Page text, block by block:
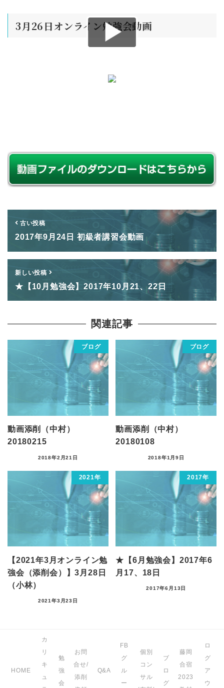
3月26日オンライン勉強会動画
古い投稿
2017年9月24日 初級者講習会動画
新しい投稿
★【10月勉強会】2017年10月21、22日
関連記事
ブログ
動画添削（中村）
20180215
2018年2月21日
ブログ
動画添削（中村）
20180108
2018年1月9日
2021年
【2021年3月オンライン勉
強会（添削会）】3月28日
（小林）
2021年3月23日
2017年
★【6月勉強会】2017年6
月17、18日
2017年6月13日
HOME
カ
リ
キ
ュ
勉
強
会
お問
合せ/
添削
Q&A
FB
グ
ル
ー
個別
コン
サル
ブ
ロ
グ
藤岡
合宿
2023
ロ
グ
ア
ウ